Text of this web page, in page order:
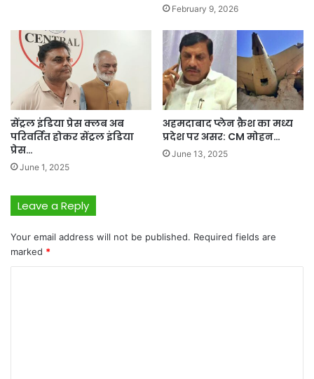
February 9, 2026
सेंट्रल इंडिया प्रेस क्लब अब
परिवर्तित होकर सेंट्रल इंडिया
प्रेस…
June 1, 2025
अहमदाबाद प्लेन क्रैश का मध्य
प्रदेश पर असर: CM मोहन…
June 13, 2025
Leave a Reply
Your email address will not be published. Required fields are
marked *